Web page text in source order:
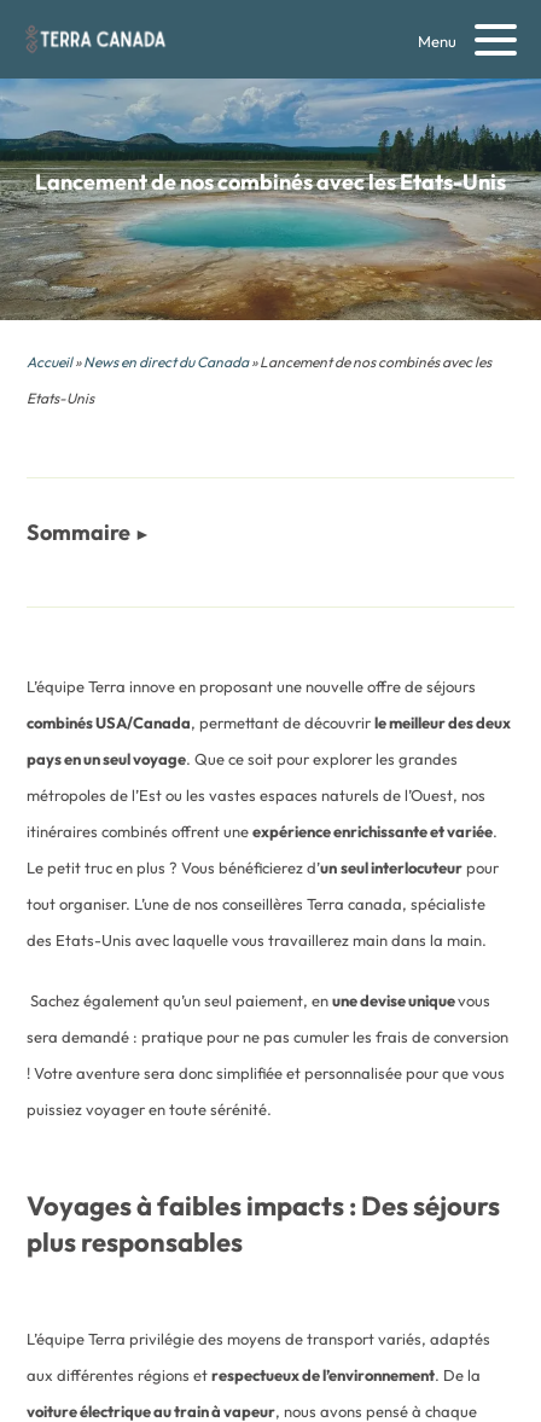
Menu
Lancement de nos combinés avec les Etats-Unis
Accueil»News en direct du Canada» Lancement de nos combinés avec les
Etats-Unis
Sommaire
L’équipe Terra innove en proposant une nouvelle offre de séjours
combinés USA/Canada, permettant de découvrirle meilleur des deux
pays en un seul voyage. Que ce soit pour explorer les grandes
métropoles de l’Est ou les vastes espaces naturels de l’Ouest, nos
itinéraires combinés offrent uneexpérience enrichissante et variée.
Le petit truc en plus ? Vous bénéficierez d’un seul interlocuteurpour
tout organiser. L’une de nos conseillères Terra canada, spécialiste
des Etats-Unis avec laquelle vous travaillerez main dans la main.
Sachez également qu’un seul paiement, enune devise uniquevous
sera demandé : pratique pour ne pas cumuler les frais de conversion
! Votre aventure sera donc simplifiée et personnalisée pour que vous
puissiez voyager en toute sérénité.
Voyages à faibles impacts : Des séjours
plus responsables
L’équipe Terra privilégie des moyens de transport variés, adaptés
aux différentes régions etrespectueux de l’environnement. De la
voiture électrique au train à vapeur, nous avons pensé à chaque